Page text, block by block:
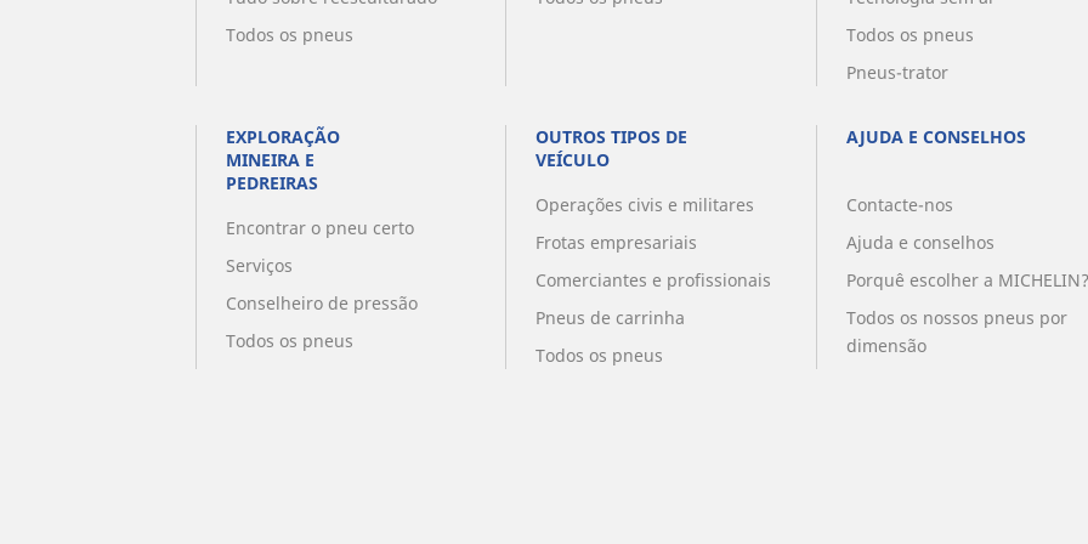
Todos os pneus
Todos os pneus
Pneus-trator
EXPLORAÇÃO
MINEIRA E
PEDREIRAS
Encontrar o pneu certo
Serviços
Conselheiro de pressão
Todos os pneus
OUTROS TIPOS DE
VEÍCULO
Operações civis e militares
Frotas empresariais
Comerciantes e profissionais
Pneus de carrinha
Todos os pneus
AJUDA E CONSELHOS
Contacte-nos
Ajuda e conselhos
Porquê escolher a MICHELIN?
Todos os nossos pneus por
dimensão